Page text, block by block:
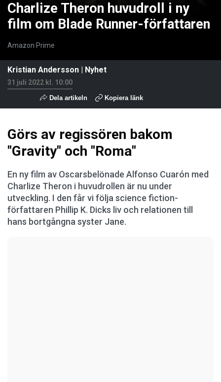
Charlize Theron huvudroll i ny
film om Blade Runner-författaren
Amazon Prime
Kristian Andersson | Nyhet
31 juli 2022 kl. 10:00
Dela artikeln Kopiera länk
Görs av regissören bakom
"Gravity" och "Roma"
En ny film av Oscarsbelönade Alfonso Cuarón med
Charlize Theron i huvudrollen är nu under
utveckling. I den får vi följa science fiction-
författaren Phillip K. Dicks liv och relationen till
hans bortgångna syster Jane.